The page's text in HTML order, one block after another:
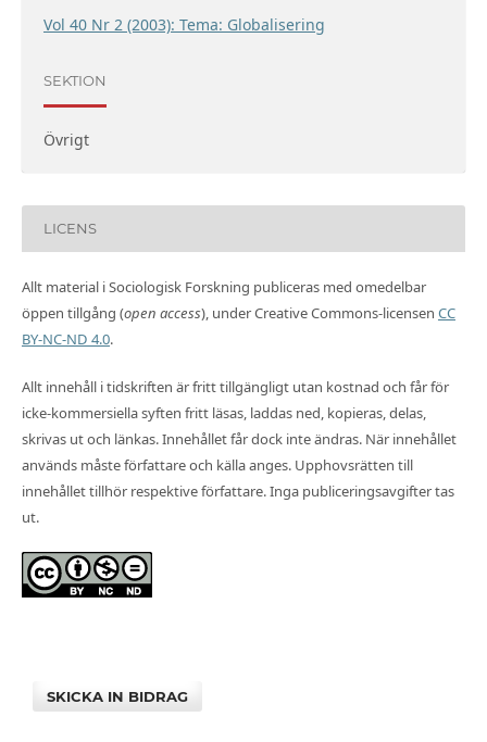
Vol 40 Nr 2 (2003): Tema: Globalisering
SEKTION
Övrigt
LICENS
Allt material i Sociologisk Forskning publiceras med omedelbar
öppen tillgång (open access), under Creative Commons-licensen CC
BY-NC-ND 4.0.
Allt innehåll i tidskriften är fritt tillgängligt utan kostnad och får för
icke-kommersiella syften fritt läsas, laddas ned, kopieras, delas,
skrivas ut och länkas. Innehållet får dock inte ändras. När innehållet
används måste författare och källa anges. Upphovsrätten till
innehållet tillhör respektive författare. Inga publiceringsavgifter tas
ut.
SKICKA IN BIDRAG